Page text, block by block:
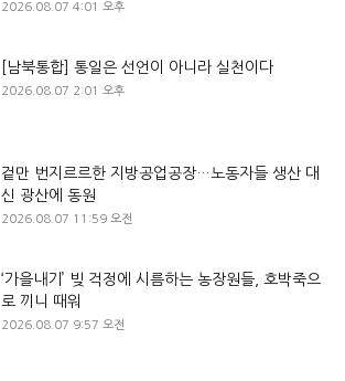
2026.08.07 4:01 오후
[남북통합] 통일은 선언이 아니라 실천이다
2026.08.07 2:01 오후
겉만 번지르르한 지방공업공장…노동자들 생산 대
신 광산에 동원
2026.08.07 11:59 오전
‘가을내기’ 빚 걱정에 시름하는 농장원들, 호박죽으
로 끼니 때워
2026.08.07 9:57 오전